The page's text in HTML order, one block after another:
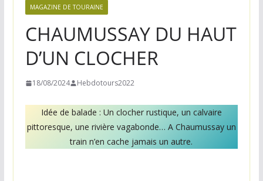
e
v
o
i
d
é
e
MAGAZINE DE TOURAINE
CHAUMUSSAY DU HAUT
D’UN CLOCHER
18/08/2024 Hebdotours2022
Idée de balade : Un clocher rustique, un calvaire
pittoresque, une rivière vagabonde… A Chaumussay un
train n’en cache jamais un autre.